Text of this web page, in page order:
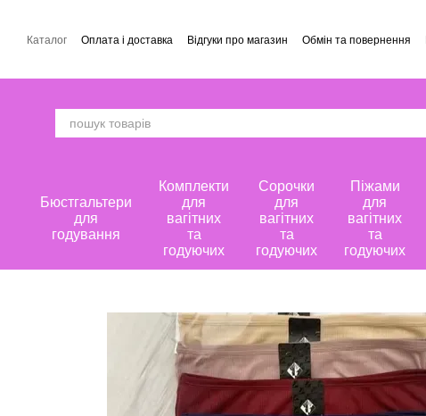
Каталог Оплата і доставка Відгуки про магазин Обмін та повернення
Бюстгальтери
для
годування
Комплекти
для
вагітних
та
годуючих
Сорочки
для
вагітних
та
годуючих
Піжами
для
вагітних
та
годуючих